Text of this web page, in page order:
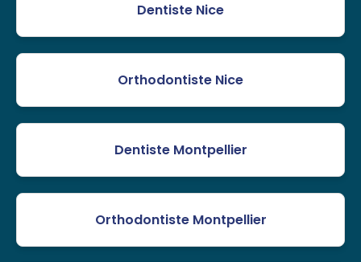
Dentiste Nice
Orthodontiste Nice
Dentiste Montpellier
Orthodontiste Montpellier